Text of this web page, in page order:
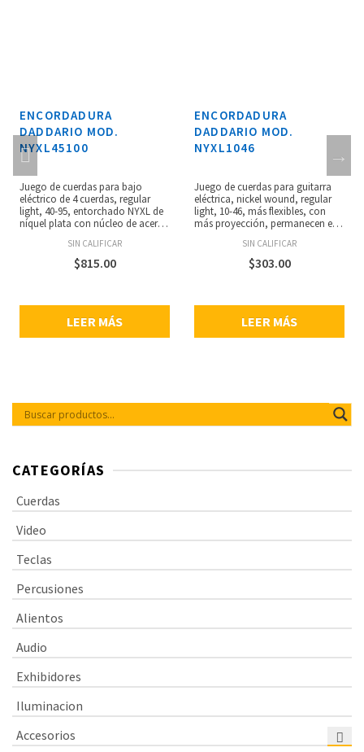
ENCORDADURA
DADDARIO MOD.
NYXL45100
Juego de cuerdas para bajo
eléctrico de 4 cuerdas, regular
light, 40-95, entorchado NYXL de
níquel plata con núcleo de acero
amplio y gran respuesta
armónica, se adapta a bajos de
escala larga de hasta 36 1/4”
armónicos acentuados, calibres:
.045, .065, .80, .100.
SIN CALIFICAR
$815.00
LEER MÁS
ENCORDADURA
DADDARIO MOD.
NYXL1046
Juego de cuerdas para guitarra
eléctrica, nickel wound, regular
light, 10-46, más flexibles, con
más proyección, permanecen en
acerode alto carbón resistente a
las rupturas, aleación de acero
liso, mejorada respuesta en
corrosión para mantener las
cuerdas siempre frescas.
SIN CALIFICAR
$303.00
LEER MÁS
CATEGORÍAS
Cuerdas
Video
Teclas
Percusiones
Alientos
Audio
Exhibidores
Iluminacion
Accesorios